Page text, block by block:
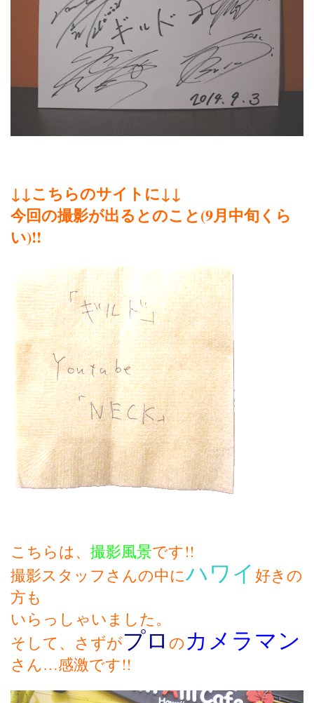
↓↓こちらのサイトに↓↓
今回の撮影が出るとのこと(9月中旬くら
い)!!
こちらは、 撮影風景です!!
撮影スタッフさんの中にハワイ 好きの
方も
いらっしゃいました。
そして、さずがプロ の カメラマン
さん…感激です!!